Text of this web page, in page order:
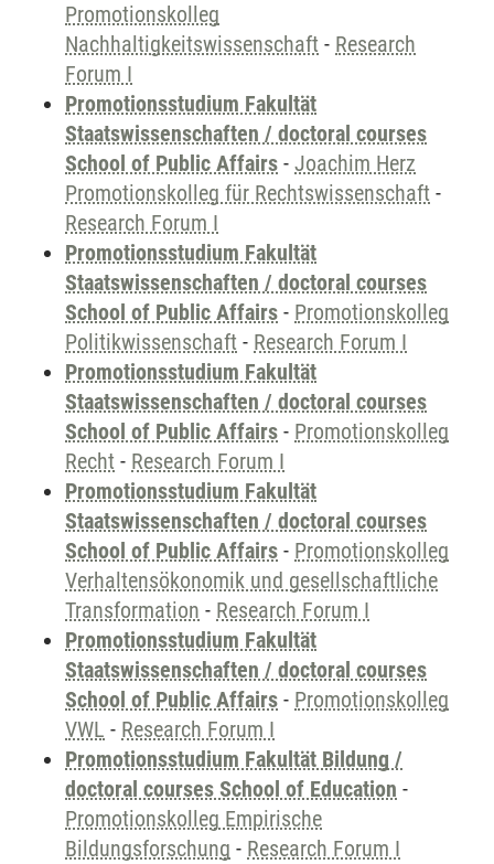
Promotionskolleg
Nachhaltigkeitswissenschaft - Research
Forum I
Promotionsstudium Fakultät
Staatswissenschaften / doctoral courses
School of Public Affairs - Joachim Herz
Promotionskolleg für Rechtswissenschaft -
Research Forum I
Promotionsstudium Fakultät
Staatswissenschaften / doctoral courses
School of Public Affairs - Promotionskolleg
Politikwissenschaft - Research Forum I
Promotionsstudium Fakultät
Staatswissenschaften / doctoral courses
School of Public Affairs - Promotionskolleg
Recht - Research Forum I
Promotionsstudium Fakultät
Staatswissenschaften / doctoral courses
School of Public Affairs - Promotionskolleg
Verhaltensökonomik und gesellschaftliche
Transformation - Research Forum I
Promotionsstudium Fakultät
Staatswissenschaften / doctoral courses
School of Public Affairs - Promotionskolleg
VWL - Research Forum I
Promotionsstudium Fakultät Bildung /
doctoral courses School of Education -
Promotionskolleg Empirische
Bildungsforschung - Research Forum I